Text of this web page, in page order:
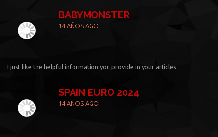
BABYMONSTER
14 AÑOS AGO
I just like the helpful information you provide in your articles
SPAIN EURO 2024
14 AÑOS AGO